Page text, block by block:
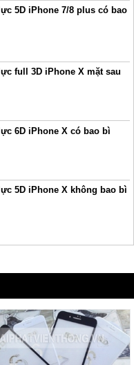
5D iPhone 7/8 plus có bao
full 3D iPhone X mặt sau
6D iPhone X có bao bì
5D iPhone X không bao bì